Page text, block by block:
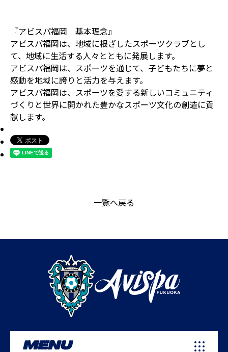
『アビスパ福岡 基本理念』
アビスパ福岡は、地域に根ざしたスポーツクラブとし
て、地域に生活する人々とともに発展します。
アビスパ福岡は、スポーツを通じて、子どもたちに夢と
感動を地域に誇りと活力を与えます。
アビスパ福岡は、スポーツを愛する新しいコミュニティ
づくりと世界に開かれた豊かなスポーツ文化の創造に貢
献します。
一覧へ戻る
MENU